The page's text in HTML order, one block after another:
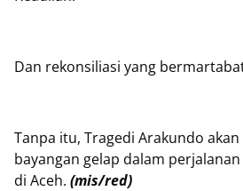
Dan rekonsiliasi yang
Tanpa itu, Tragedi Arakundo
bayangan gelap dalam
di Aceh. (mis/red)